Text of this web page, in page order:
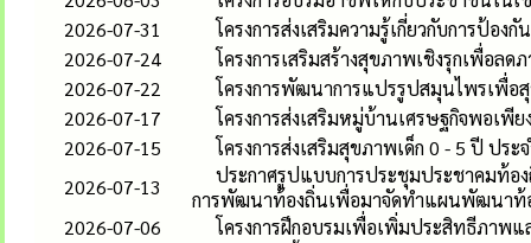
2026-07-31
โครงการส่งเสริมความรู้เกี่ยวกับการป้อ
2026-07-24
โครงการเสริมสร้างสุขภาพเชิงรุกเพื่อล
2026-07-22
โครงการพัฒนาการแปรรูปสมุนไพรเพื่
2026-07-17
โครงการส่งเสริมหมู่บ้านเศรษฐกิจพอเพี
2026-07-15
โครงการส่งเสริมสุขภาพเด็ก 0 - 5 ปี ประ
2026-07-13
ประกาศรูปแบบการประชุมประชาคมท้
การพัฒนาท้องถิ่นเพื่อมาจัดทำแผนพัฒนาท้
2026-07-06
โครงการฝึกอบรมเพื่อเพิ่มประสิทธีภาพ